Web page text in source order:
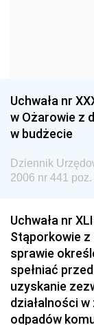
Dziennik
Społecznej
Dziennik
Dziennik
Przemysłu
Dziennik
Społecznej
Dziennik
i Gospodarki
Uchwała nr
w Ożarowie z
w budżecie
Dziennik
2006 nr 441 poz.
Uchwała nr
Stąporkowie z
sprawie
spełniać
uzyskanie
działalności
odpadów